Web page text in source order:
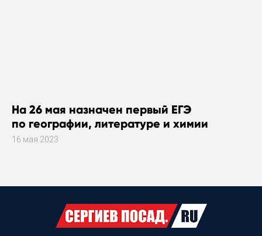
На 26 мая назначен первый ЕГЭ
по географии, литературе и химии
16 мая 2023